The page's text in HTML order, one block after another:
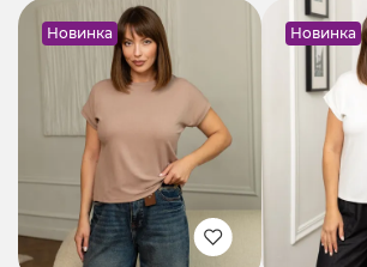
Новинка Новинка